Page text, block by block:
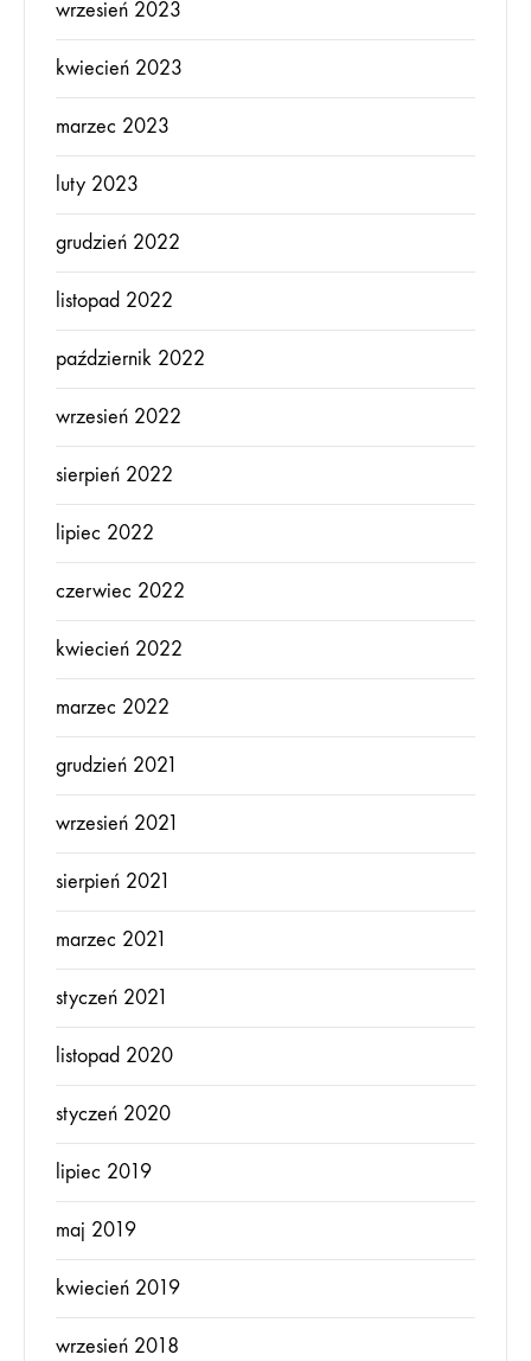
wrzesień 2023
kwiecień 2023
marzec 2023
luty 2023
grudzień 2022
listopad 2022
październik 2022
wrzesień 2022
sierpień 2022
lipiec 2022
czerwiec 2022
kwiecień 2022
marzec 2022
grudzień 2021
wrzesień 2021
sierpień 2021
marzec 2021
styczeń 2021
listopad 2020
styczeń 2020
lipiec 2019
maj 2019
kwiecień 2019
wrzesień 2018